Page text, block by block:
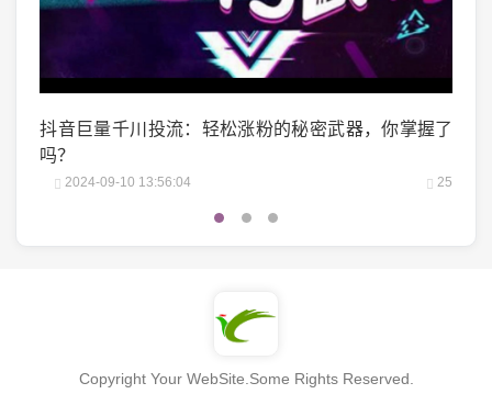
微博阅读量1万：如何轻松实现你的阅读量突破？
2024-10-04 06:00:07 22
Copyright Your WebSite.Some Rights Reserved.